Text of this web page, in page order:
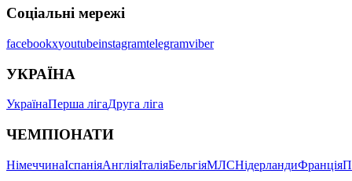
Соціальні мережі
facebookxyoutubeinstagramtelegramviber
УКРАЇНА
УкраїнаПерша лігаДруга ліга
ЧЕМПІОНАТИ
НімеччинаІспаніяАнгліяІталіяБельгіяМЛСНідерландиФранція